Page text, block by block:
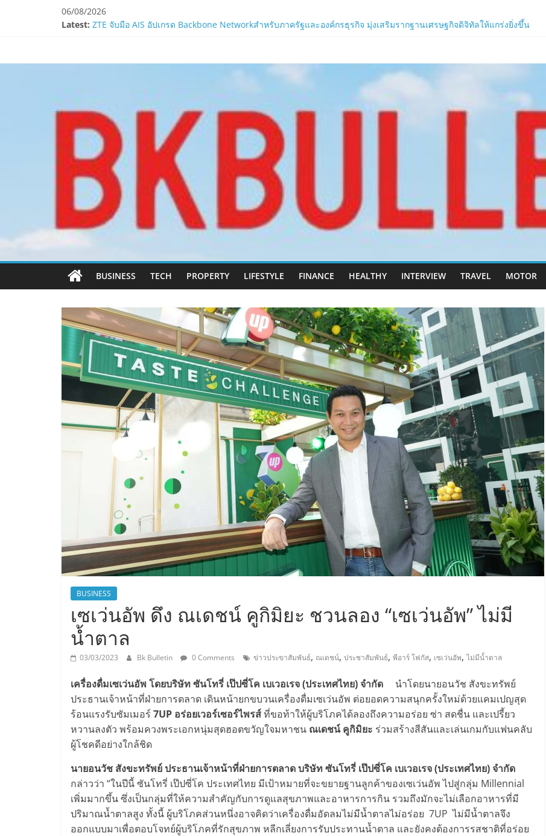
06/08/2026
Latest: Smilegate ฉลองครบรอบ 1 ปี “Lordnine”เปิดตัวเซิร์ฟใหม่ ‘Helena’ บูสต์ EXP กระฉูด 50% พร้อมแจกซัมมอนสูงสุด 1,111 ครั้ง!
ห้ามพลาด! Smilegate เปิดตัว ‘เฮเลนา’ เซิร์ฟเวอร์ใหม่ของ LORDNINE 29 ก.ค. นี้
LORDNINE ครบรอบ 1 ปี! Smilegate เปิด “Helena” เซิร์ฟฯ ใหม่ พร้อมอาวุธเคียวและศึกกิลด์-PvP เดือดครึ่งปีหลัง 2026
www.bkbulletin.com
ข่าว
ครบ
ด้าน
BUSINESS TECH PROPERTY LIFESTYLE FINANCE HEALTHY INTERVIEW TRAVEL MOTOR
BUSINESS
เซเว่นอัพ ดึง ณเดชน์ คูกิมิยะ ชวนลอง “เซเว่นอัพ” ไม่มี
น้ำตาล
03/03/2023 Bk Bulletin 0 Comments ข่าวประขาสัมพันธ์, ณเดชน์, ประชาสัมพันธ์, พีอาร์ โฟกัส, เซเว่นอัพ,ไม่มีน้ำตาล
เครื่องดื่มเซเว่นอัพ โดยบริษัท ซันโทรี่ เป๊ปซี่โค เบเวอเรจ (ประเทศไทย) จำกัด นำโดยนายอนวัช สังขะทรัพย์
ประธานเจ้าหน้าที่ฝ่ายการตลาด เดินหน้ายกขบวนเครื่องดื่มเซเว่นอัพ ต่อยอดความสนุกครั้งใหม่ด้วยแคมเปญสุด
ร้อนแรงรับซัมเมอร์ 7UP อร่อยเวอร์เซอร์ไพรส์ที่ขอท้าให้ผู้บริโภคได้ลองถึงความอร่อย ซ่า สดชื่น และเปรี้ยว
หวานลงตัว พร้อมควงพระเอกหนุ่มสุดฮอตขวัญใจมหาชน ณเดชน์ คูกิมิยะ ร่วมสร้างสีสันและเล่นเกมกับแฟนคลับ
ผู้โชคดีอย่างใกล้ชิด
นายอนวัช สังขะทรัพย์ ประธานเจ้าหน้าที่ฝ่ายการตลาด บริษัท ซันโทรี่ เป๊ปซี่โค เบเวอเรจ (ประเทศไทย) จำกัด
กล่าวว่า “ในปีนี้ ซันโทรี่ เป๊ปซี่โค ประเทศไทย มีเป้าหมายที่จะขยายฐานลูกค้าของเซเว่นอัพ ไปสู่กลุ่ม Millennial
เพิ่มมากขึ้น ซึ่งเป็นกลุ่มที่ให้ความสำคัญกับการดูแลสุขภาพและอาหารการกิน รวมถึงมักจะไม่เลือกอาหารที่มี
ปริมาณน้ำตาลสูง ทั้งนี้ ผู้บริโภคส่วนหนึ่งอาจคิดว่าเครื่องดื่มอัดลมไม่มีน้ำตาลไม่อร่อย 7UP ไม่มีน้ำตาลจึง
ออกแบบมาเพื่อตอบโจทย์ผู้บริโภคที่รักสุขภาพ หลีกเลี่ยงการรับประทานน้ำตาล และยังคงต้องการรสชาติที่อร่อย